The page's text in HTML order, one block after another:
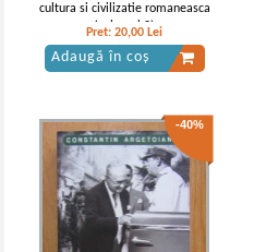
cultura si civilizatie romaneasca
(volumul 2)
Pret:20,00 Lei
Adaugă în coș
-40%